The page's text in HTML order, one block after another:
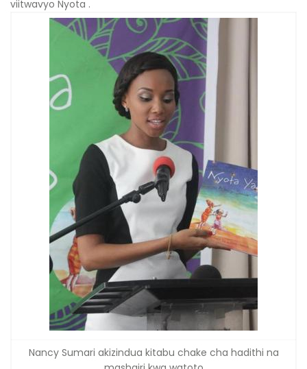
viitwavyo Nyota .
Nancy Sumari akizindua kitabu chake cha hadithi na